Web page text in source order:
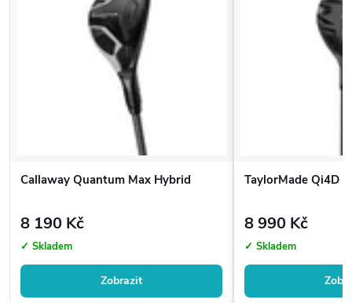
Callaway Quantum Max Hybrid
8 190 Kč
✓ Skladem
Zobrazit
TaylorMade Qi4D
8 990 Kč
✓ Skladem